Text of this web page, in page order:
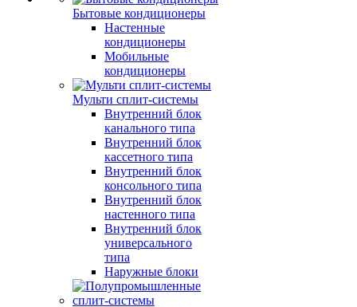
Бытовые кондиционеры
Настенные
кондиционеры
Мобильные
кондиционеры
Мульти сплит-системы
Внутренний блок
канального типа
Внутренний блок
кассетного типа
Внутренний блок
консольного типа
Внутренний блок
настенного типа
Внутренний блок
универсального
типа
Наружные блоки